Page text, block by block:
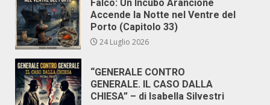
Falco: Un Incubo Arancione
Accende la Notte nel Ventre del
Porto (Capitolo 33)
24 Luglio 2026
“GENERALE CONTRO
GENERALE. IL CASO DALLA
CHIESA” – di Isabella Silvestri